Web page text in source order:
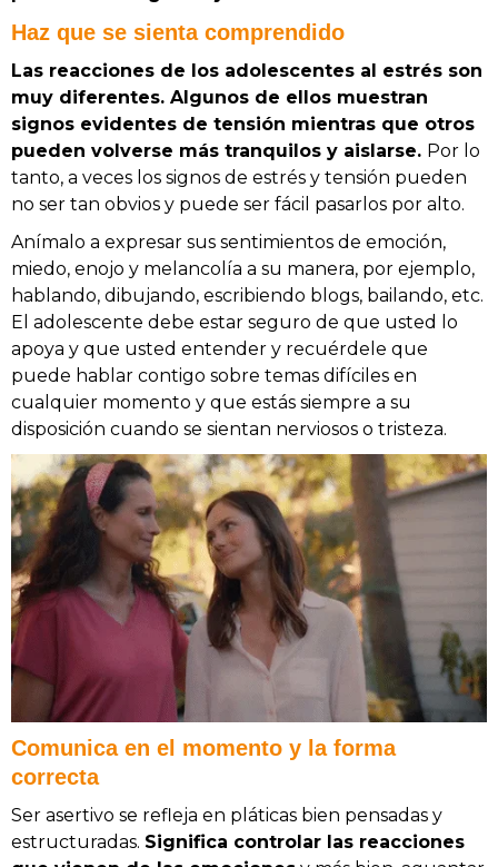
Haz que se sienta comprendido
Las reacciones de los adolescentes al estrés son
muy diferentes. Algunos de ellos muestran
signos evidentes de tensión mientras que otros
pueden volverse más tranquilos y aislarse. Por lo
tanto, a veces los signos de estrés y tensión pueden
no ser tan obvios y puede ser fácil pasarlos por alto.
Anímalo a expresar sus sentimientos de emoción,
miedo, enojo y melancolía a su manera⁠, por ejemplo,
hablando, dibujando, escribiendo blogs, bailando, etc.
El adolescente debe estar seguro de que usted lo
apoya y que usted entender y recuérdele que
puede hablar contigo sobre temas difíciles en
cualquier momento y que estás siempre a su
disposición cuando se sientan nerviosos o tristeza.
Comunica en el momento y la forma
correcta
Ser asertivo se refleja en pláticas bien pensadas y
estructuradas. Significa controlar las reacciones